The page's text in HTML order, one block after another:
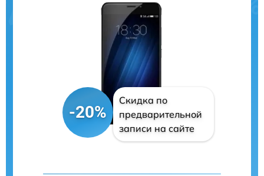
-20%
Скидка по
предварительной
записи на сайте